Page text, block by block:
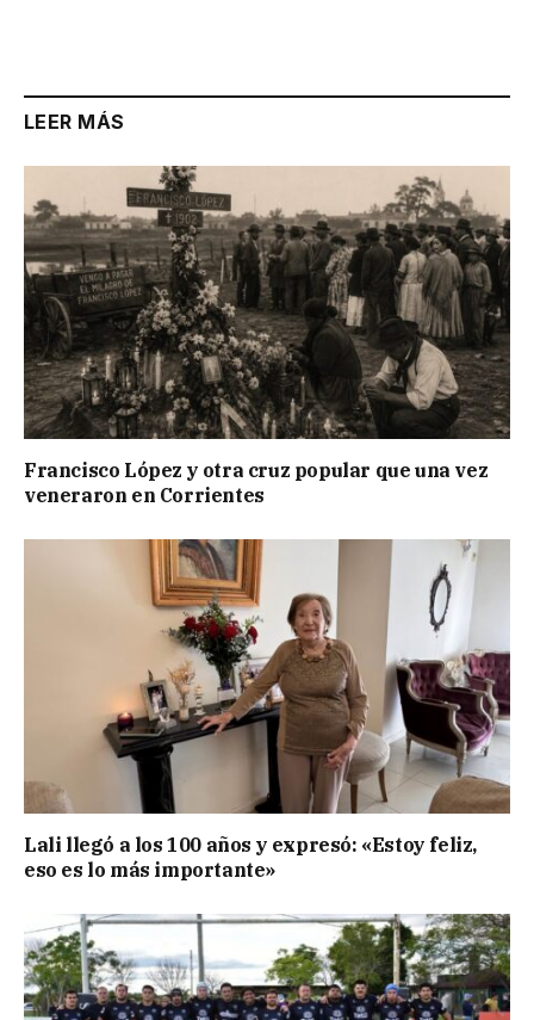
LEER MÁS
Francisco López y otra cruz popular que una vez
veneraron en Corrientes
Lali llegó a los 100 años y expresó: «Estoy feliz,
eso es lo más importante»